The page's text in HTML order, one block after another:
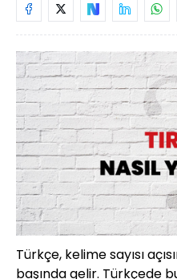
Türkçe, kelime sayısı
başında gelir. Türkçede